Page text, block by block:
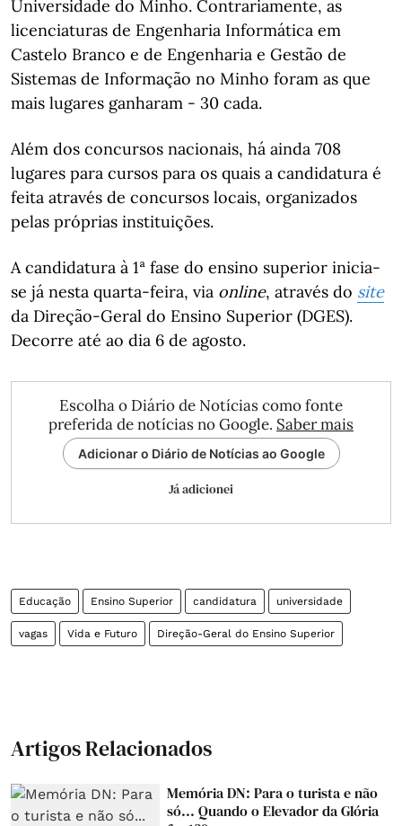
Universidade do Minho. Contrariamente, as
licenciaturas de Engenharia Informática em
Castelo Branco e de Engenharia e Gestão de
Sistemas de Informação no Minho foram as que
mais lugares ganharam - 30 cada.
Além dos concursos nacionais, há ainda 708
lugares para cursos para os quais a candidatura é
feita através de concursos locais, organizados
pelas próprias instituições.
A candidatura à 1ª fase do ensino superior inicia-
se já nesta quarta-feira, via online, através do site
da Direção-Geral do Ensino Superior (DGES).
Decorre até ao dia 6 de agosto.
Escolha o Diário de Notícias como fonte
preferida de notícias no Google. Saber mais
Adicionar o Diário de Notícias ao Google
Já adicionei
Educação Ensino Superior candidatura universidade
vagas Vida e Futuro Direção-Geral do Ensino Superior
Artigos Relacionados
Memória DN: Para o turista e não
só... Quando o Elevador da Glória